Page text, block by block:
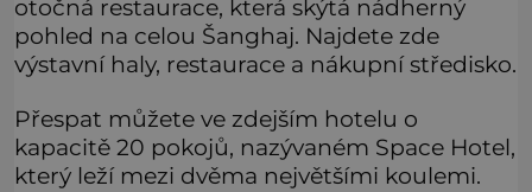
otočná restaurace, která skýtá nádherný
pohled na celou Šanghaj. Najdete zde
výstavní haly, restaurace a nákupní středisko.
Přespat můžete ve zdejším hotelu o
kapacitě 20 pokojů, nazývaném Space Hotel,
který leží mezi dvěma největšími koulemi.